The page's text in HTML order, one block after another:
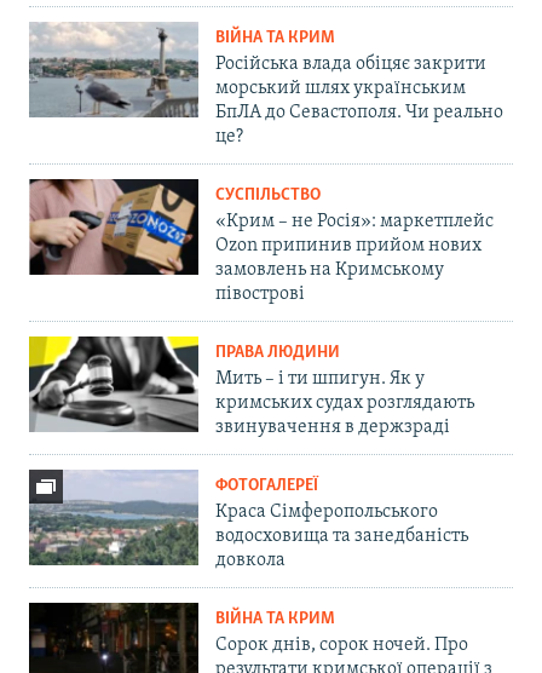
ВІЙНА ТА КРИМ
Російська влада обіцяє закрити
морський шлях українським
БпЛА до Севастополя. Чи реально
це?
СУСПІЛЬСТВО
«Крим – не Росія»: маркетплейс
Ozon припинив прийом нових
замовлень на Кримському
півострові
ПРАВА ЛЮДИНИ
Мить – і ти шпигун. Як у
кримських судах розглядають
звинувачення в держзраді
ФОТОГАЛЕРЕЇ
Краса Сімферопольського
водосховища та занедбаність
довкола
ВІЙНА ТА КРИМ
Сорок днів, сорок ночей. Про